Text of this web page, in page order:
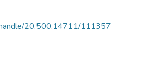
20.500.14711/111357